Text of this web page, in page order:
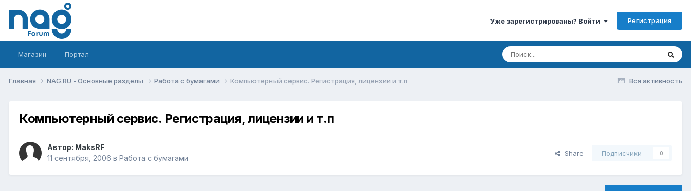
Уже зарегистрированы? Войти Регистрация
Магазин Портал
Вся активность
Главная NAG.RU - Основные разделы Работа с бумагами Компьютерный сервис. Регистрация, лицензии и т.п
Компьютерный сервис. Регистрация, лицензии и т.п
Автор: MaksRF
11 сентября, 2006 в Работа с бумагами
Share Подписчики 0